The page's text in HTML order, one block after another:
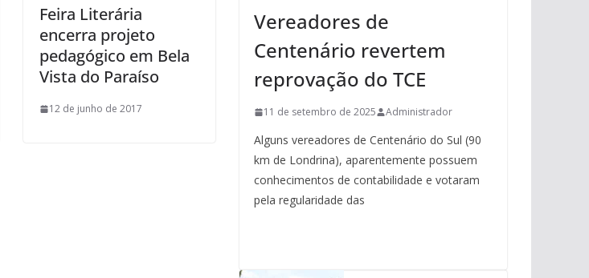
Feira Literária
encerra projeto
pedagógico em Bela
Vista do Paraíso
12 de junho de 2017
Vereadores de
Centenário revertem
reprovação do TCE
11 de setembro de 2025 Administrador
Alguns vereadores de Centenário do Sul (90
km de Londrina), aparentemente possuem
conhecimentos de contabilidade e votaram
pela regularidade das